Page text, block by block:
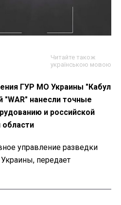
Читайте також
українською мовою
ГУР МО Украины "Кабул
"WAR" нанесли точные
и российской
области
управление разведки
передает